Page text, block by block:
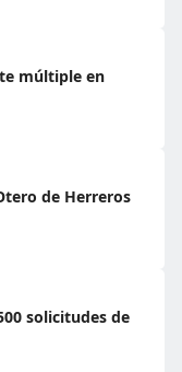
múltiple en
de Herreros
solicitudes de